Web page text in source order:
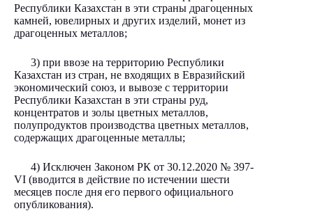
Республики Казахстан в эти страны драгоценных
камней, ювелирных и других изделий, монет из
драгоценных металлов;
3) при ввозе на территорию Республики
Казахстан из стран, не входящих в Евразийский
экономический союз, и вывозе с территории
Республики Казахстан в эти страны руд,
концентратов и золы цветных металлов,
полупродуктов производства цветных металлов,
содержащих драгоценные металлы;
4) Исключен Законом РК от 30.12.2020 № 397-
VI (вводится в действие по истечении шести
месяцев после дня его первого официального
опубликования).